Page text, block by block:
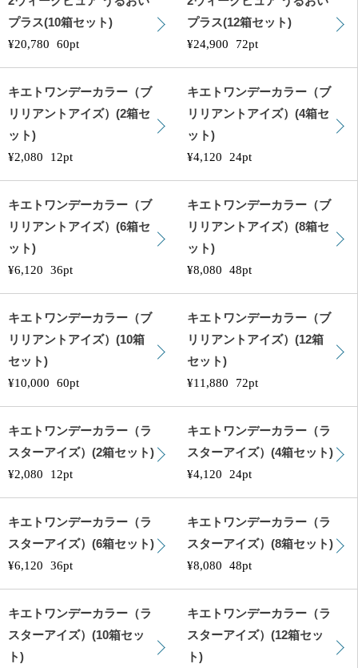
プラス(10箱セット)
¥20,780 60pt
プラス(12箱セット)
¥24,900
72pt
キエトワンデーカラー（ブ
リリアントアイズ）(2箱セ
ット)
¥2,080
12pt
キエトワンデーカラー（ブ
リリアントアイズ）(4箱セ
ット)
¥4,120
24pt
キエトワンデーカラー（ブ
リリアントアイズ）(6箱セ
ット)
¥6,120 36pt
キエトワンデーカラー（ブ
リリアントアイズ）(8箱セ
ット)
¥8,080 48pt
キエトワンデーカラー（ブ
リリアントアイズ）(10箱
セット)
¥10,000 60pt
キエトワンデーカラー（ブ
リリアントアイズ）(12箱
セット)
¥11,880
72pt
キエトワンデーカラー（ラ
スターアイズ）(2箱セット)
¥2,080
12pt
キエトワンデーカラー（ラ
スターアイズ）(4箱セット)
¥4,120
24pt
キエトワンデーカラー（ラ
スターアイズ）(6箱セット)
¥6,120 36pt
キエトワンデーカラー（ラ
スターアイズ）(8箱セット)
¥8,080 48pt
キエトワンデーカラー（ラ
スターアイズ）(10箱セッ
ト)
キエトワンデーカラー（ラ
スターアイズ）(12箱セッ
ト)